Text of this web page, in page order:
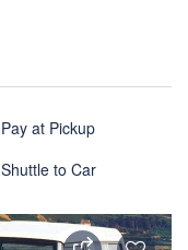
Pay at Pickup
Shuttle to Car